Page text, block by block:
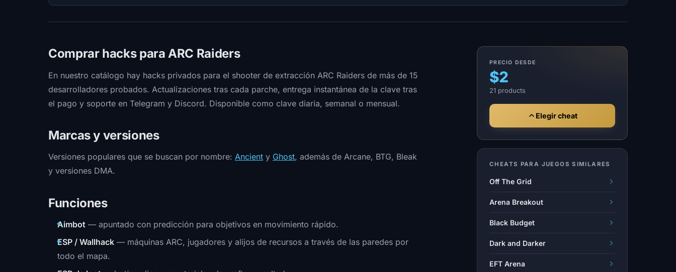
Comprar hacks para ARC Raiders
En nuestro catálogo hay hacks privados para el shooter de extracción ARC Raiders de más de 15
desarrolladores probados. Actualizaciones tras cada parche, entrega instantánea de la clave tras
el pago y soporte en Telegram y Discord. Disponible como clave diaria, semanal o mensual.
Marcas y versiones
Versiones populares que se buscan por nombre: Ancient y Ghost, además de Arcane, BTG, Bleak
y versiones DMA.
Funciones
Aimbot — apuntado con predicción para objetivos en movimiento rápido.
ESP / Wallhack — máquinas ARC, jugadores y alijos de recursos a través de las paredes por
todo el mapa.
PRECIO DESDE
$2
21 products
Elegir cheat
CHEATS PARA JUEGOS SIMILARES
Off The Grid
Arena Breakout
Black Budget
Dark and Darker
EFT Arena